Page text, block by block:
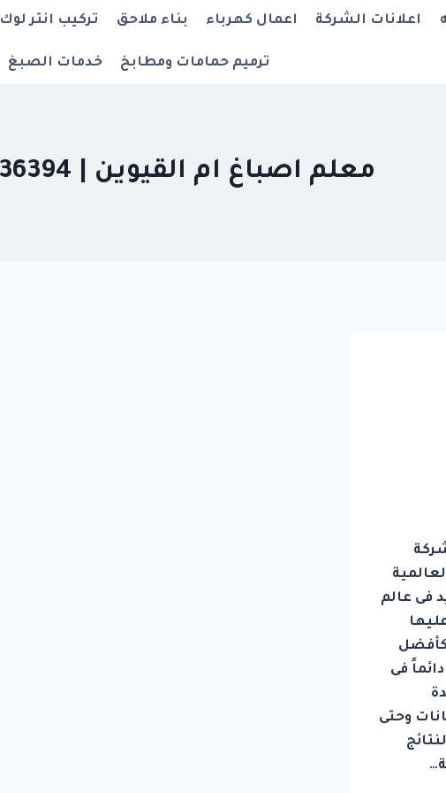
اعلانات الشركة اعمال كهرباء بناء ملاحق تركيب انتر لوك
ترميم حمامات ومطابخ خدمات الصبغ
معلم اصباغ ام القيوين | 0542036394 |
شركة العالمية
فى عالم
كأفضل
فى
وحتى